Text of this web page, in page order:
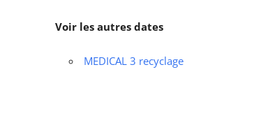
Voir les autres dates
MEDICAL 3 recyclage